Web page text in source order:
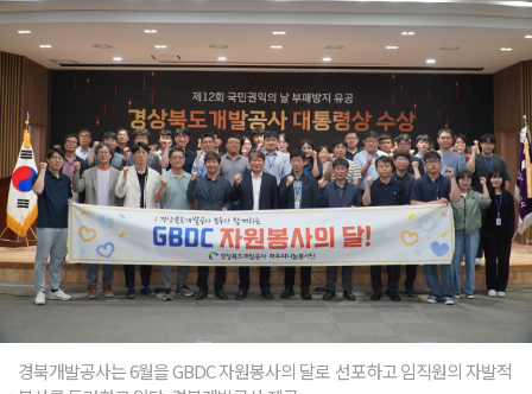
경북개발공사는 6월을 GBDC 자원봉사의 달로 선포하고 임직원의 자발적